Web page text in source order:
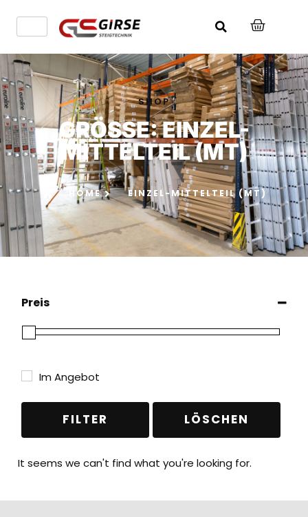
SHOP
GRÖSSE: EINZEL-M
ITTELTEIL (MT)
HOME EINZEL-MITTELTEIL (MT)
Preis
Im Angebot
FILTER LÖSCHEN
It seems we can't find what you're looking for.